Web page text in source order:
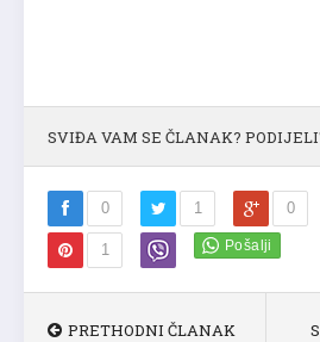
SVIĐA VAM SE ČLANAK?
0 1 0
1
PRETHODNI ČLANAK